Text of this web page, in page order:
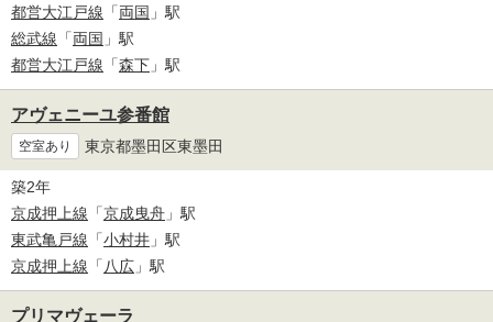
都営大江戸線 「両国 」駅
総武線 「両国 」駅
都営大江戸線 「森下 」駅
アヴェニーユ参番館
空室あり 東京都墨田区東墨田
築2年
京成押上線 「京成曳舟 」駅
東武亀戸線 「小村井 」駅
京成押上線 「 八広 」駅
プリマヴェーラ